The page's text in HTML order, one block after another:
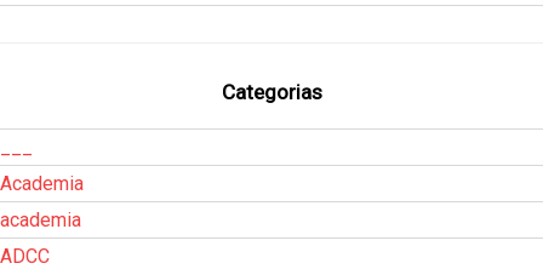
Categorias
Academia
academia
ADCC